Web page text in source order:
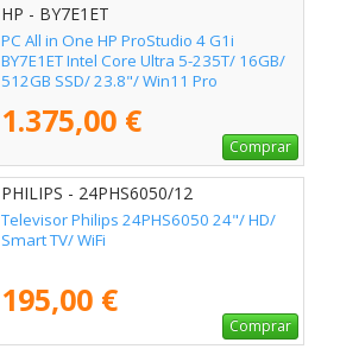
HP - BY7E1ET
PC All in One HP ProStudio 4 G1i
BY7E1ET Intel Core Ultra 5-235T/ 16GB/
512GB SSD/ 23.8"/ Win11 Pro
1.375,00 €
Comprar
PHILIPS - 24PHS6050/12
Televisor Philips 24PHS6050 24"/ HD/
Smart TV/ WiFi
195,00 €
Comprar